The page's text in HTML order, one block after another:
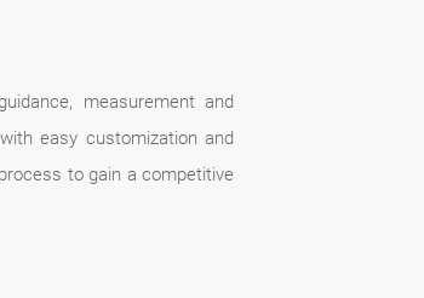
measurement and
easy customization and
to gain a competitive